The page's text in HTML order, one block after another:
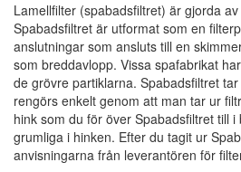
Lamellfilter (spabadsfiltret) är gjorda
Spabadsfiltret är utformat som en
anslutningar som ansluts till en
som breddavlopp. Vissa spafabrikat
de grövre partiklarna. Spabadsfiltret
rengörs enkelt genom att man tar ur
hink som du för över Spabadsfiltret till
grumliga i hinken. Efter du tagit ur
anvisningarna från leverantören för